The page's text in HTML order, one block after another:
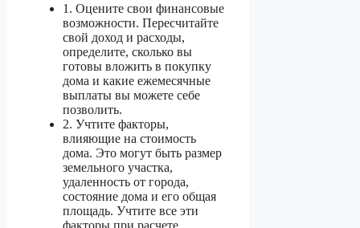
1. Оцените свои финансовые
возможности. Пересчитайте
свой доход и расходы,
определите, сколько вы
готовы вложить в покупку
дома и какие ежемесячные
выплаты вы можете себе
позволить.
2. Учтите факторы,
влияющие на стоимость
дома. Это могут быть размер
земельного участка,
удаленность от города,
состояние дома и его общая
площадь. Учтите все эти
факторы при расчете